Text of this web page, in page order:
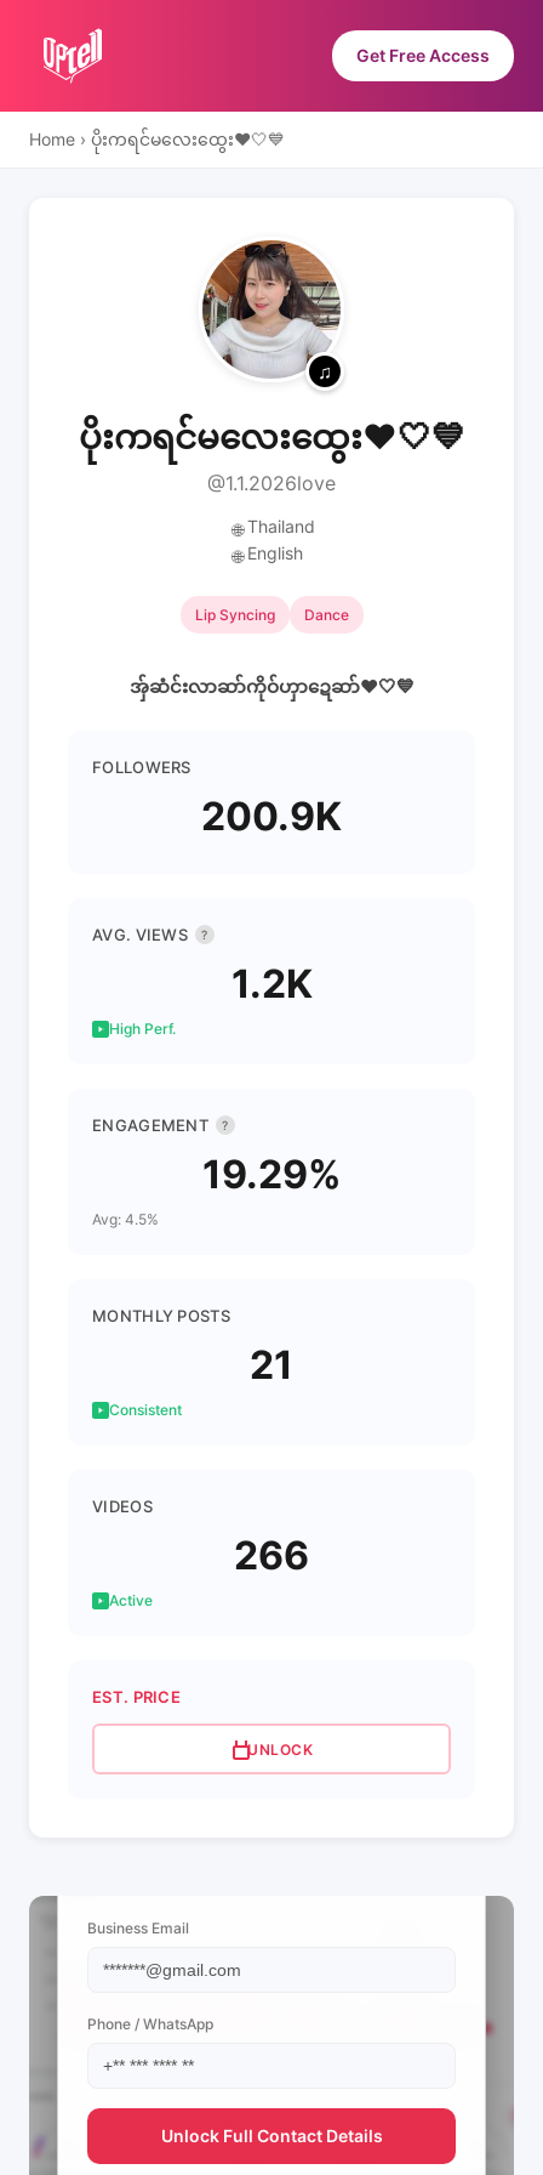
Get Free Access
Home › ပိုးကရင်မလေးထွေး❤️🤍💙
ပိုးကရင်မလေးထွေး❤️🤍💙
@1.1.2026love
🌐 Thailand
🌐 English
Lip Syncing Dance
အ်ှဆံင်းလာဆာ်ကိုဝ်ဟှာဍေဆာ်❤️🤍💙
FOLLOWERS
200.9K
AVG. VIEWS ?
1.2K
High Perf.
ENGAGEMENT ?
19.29%
Avg: 4.5%
MONTHLY POSTS
21
Consistent
VIDEOS
266
Active
EST. PRICE
UNLOCK
Business Email
Phone / WhatsApp
Unlock Full Contact Details